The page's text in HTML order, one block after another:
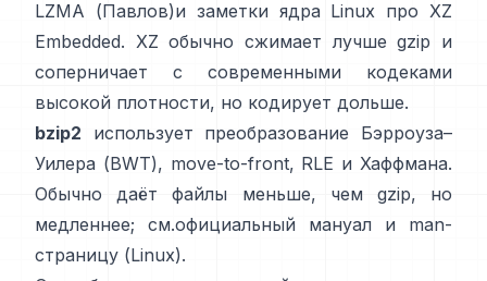
LZMA (Павлов)и заметки ядра Linux про XZ
Embedded. XZ обычно сжимает лучше gzip и
соперничает с современными кодеками
высокой плотности, но кодирует дольше.
bzip2 использует преобразование Бэрроуза–
Уилера (BWT), move-to-front, RLE и Хаффмана.
Обычно даёт файлы меньше, чем gzip, но
медленнее; см.официальный мануал
и man-
страницу (Linux).